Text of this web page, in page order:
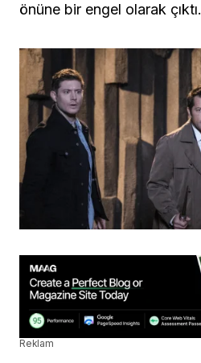
önüne bir engel olarak çıktı.
Reklam